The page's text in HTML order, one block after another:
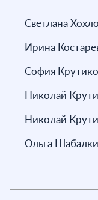
Светлана
Ирина
София
Николай
Николай
Ольга